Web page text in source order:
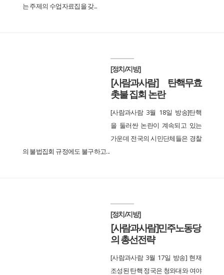
는 주제의 수업자료집을 갖...
[정치/지방]
[사람과사람] 탄핵무효
촛불 집회 논란
[사람과사람 3월 18일 방송]탄핵
을 둘러싼 논란이 계속되고 있는
가운데 전국의 시민단체들은 경찰
의 불법집회 규정에도 불구하고...
[정치/지방]
[사람과사람]민주노동당
의 총선전략
[사람과사람 3월 17일 방송] 현재
조성된 탄핵 정국은 청와대와 여야